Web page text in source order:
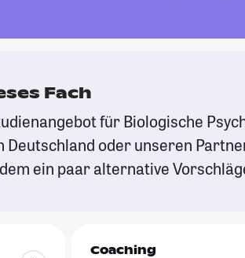
Fach
für Biologische
Deutschland oder unseren
ein paar alternative
Coaching